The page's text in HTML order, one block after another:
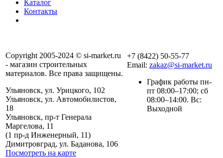
Каталог
Контакты
Copyright 2005-2024 © si-market.ru
- магазин строительных
материалов. Все права защищены.
Ульяновск, ул. Урицкого, 102
Ульяновск, ул. Автомобилистов,
18
Ульяновск, пр-т Генерала
Маргелова, 11
(1 пр-д Инженерный, 11)
Димитровград, ул. Баданова, 106
Посмотреть на карте
+7 (8422) 50-55-77
Email: zakaz@si-market.ru
График работы пн-
пт 08:00–17:00; сб
08:00–14:00. Вс:
Выходной